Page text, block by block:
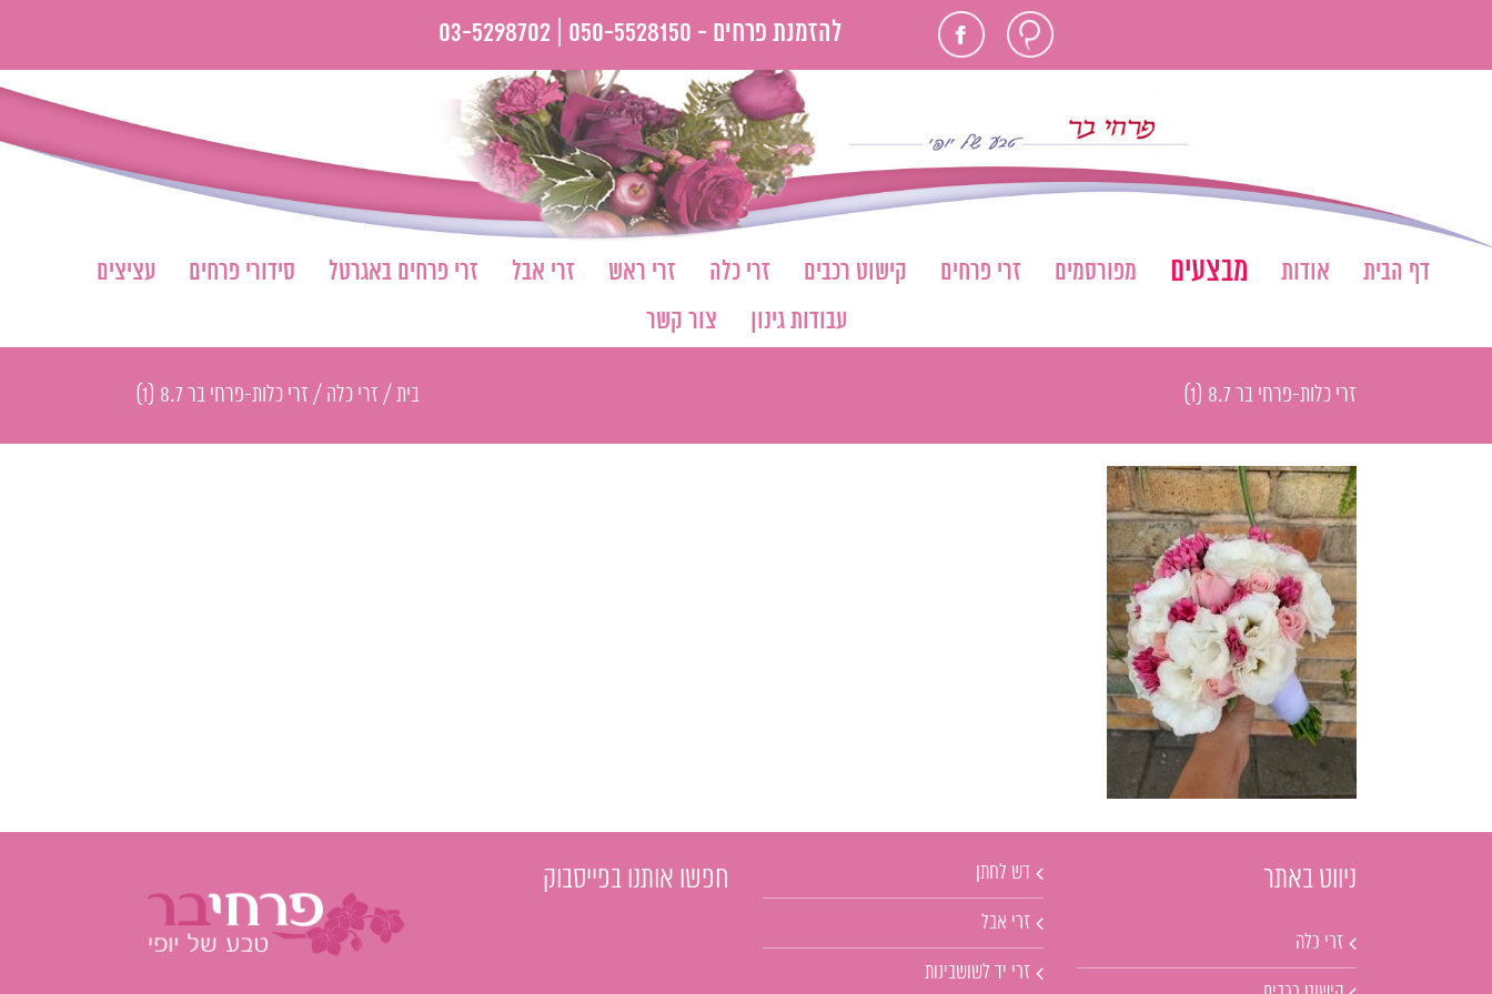
חוות
דעת
פייסבוק להזמנת פרחים - 050-5528150 |
03-5298702
דף הבית אודות מבצעים מפורסמים זרי פרחים קישוט רכבים זרי כלה זרי ראש זרי אבל זרי פרחים באגרטל סידורי פרחים
עציצים
עבודות גינון
צור קשר
זרי כלות-פרחי בר 8.7 (1) בית / זרי כלה / זרי כלות-פרחי בר 8.7 (1)
ניווט באתר
זרי כלה
דש לחתן
זרי אבל
זרי יד לשושבינות
חפשו אותנו בפייסבוק